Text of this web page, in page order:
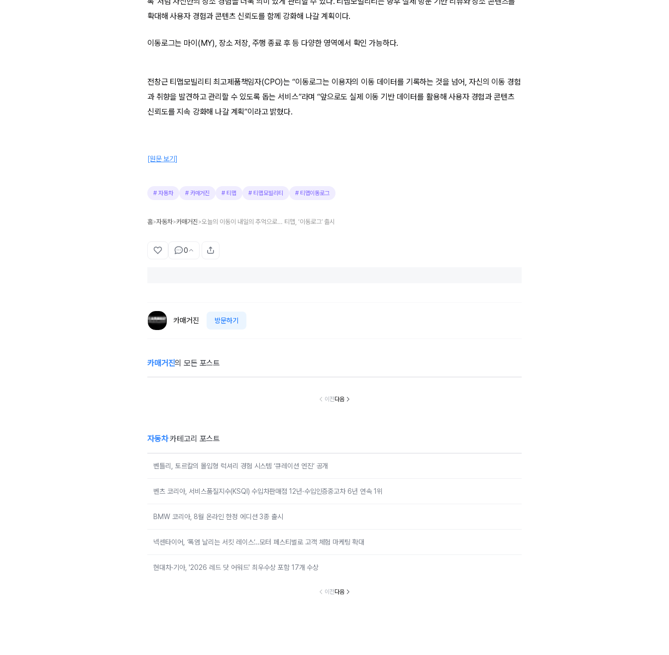
확대해 사용자 경험과 콘텐츠 신뢰도를 함께 강화해 나갈 계획이다.
이동로그는 마이(MY), 장소 저장, 주행 종료 후 등 다양한 영역에서 확인 가능하다.
전창근 티맵모빌리티 최고제품책임자(CPO)는 “이동로그는 이용자의 이동 데이터를 기록하는 것을 넘어, 자신의 이동 경험
과 취향을 발견하고 관리할 수 있도록 돕는 서비스”라며 “앞으로도 실제 이동 기반 데이터를 활용해 사용자 경험과 콘텐츠
신뢰도를 지속 강화해 나갈 계획”이라고 밝혔다.
[원문 보기]
# 자동차 # 카매거진 #티맵 #티맵모빌리티 # 티맵이동로그
홈>자동차>카매거진 >오늘의 이동이 내일의 추억으로… 티맵, ‘이동로그’ 출시
0
카매거진 방문하기
카매거진의 모든 포스트
벤틀리, 토르칼의
벤츠 코리아, 서비
BMW 코리아, 8
디션 3종 출시
넥센타이어, ‘폭염
스’…모터 페스티
현대차·기아, '20
한온시스템, 캐나
이전다음
자동차카테고리 포스트
벤틀리, 토르칼의 몰입형 럭셔리 경험 시스템 ‘큐레이션 엔진’ 공개
벤츠 코리아, 서비스품질지수(KSQI) 수입차판매점 12년·수입인증중고차 6년 연속 1위
BMW 코리아, 8월 온라인 한정 에디션 3종 출시
넥센타이어, ‘폭염 날리는 서킷 레이스’…모터 페스티벌로 고객 체험 마케팅 확대
현대차·기아, '2026 레드 닷 어워드' 최우수상 포함 17개 수상
이전다음